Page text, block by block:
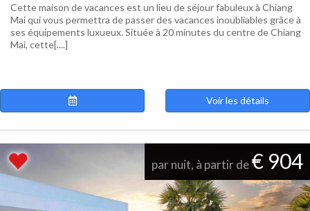
Cette maison de vacances est un lieu de séjour fabuleux à Chiang
Mai qui vous permettra de passer des vacances inoubliables grâce à
ses équipements luxueux. Située à 20 minutes du centre de Chiang
Mai, cette[....]
Voir les détails
par nuit, à partir de€ 904